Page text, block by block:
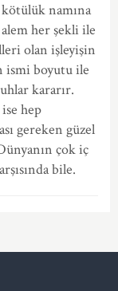
kötülük namına
her şekli ile
olan işleyişin
ismi boyutu ile
kararır.
ise hep
gereken güzel
çok iç
bile.